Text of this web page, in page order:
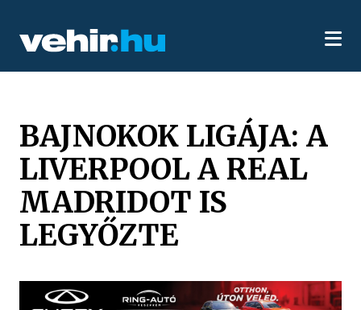
BAJNOKOK LIGÁJA: A
LIVERPOOL A REAL
MADRIDOT IS
LEGYŐZTE